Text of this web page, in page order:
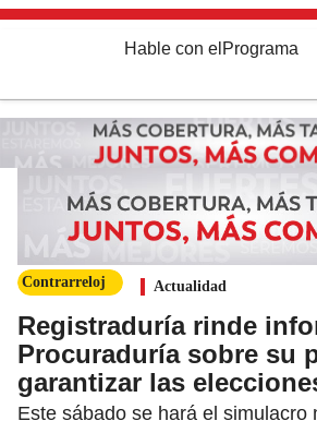
Hable con el Programa
Contrarreloj Actualidad
Registraduría rinde
Procuraduría sobre su
garantizar las
Este sábado se hará el simulacro